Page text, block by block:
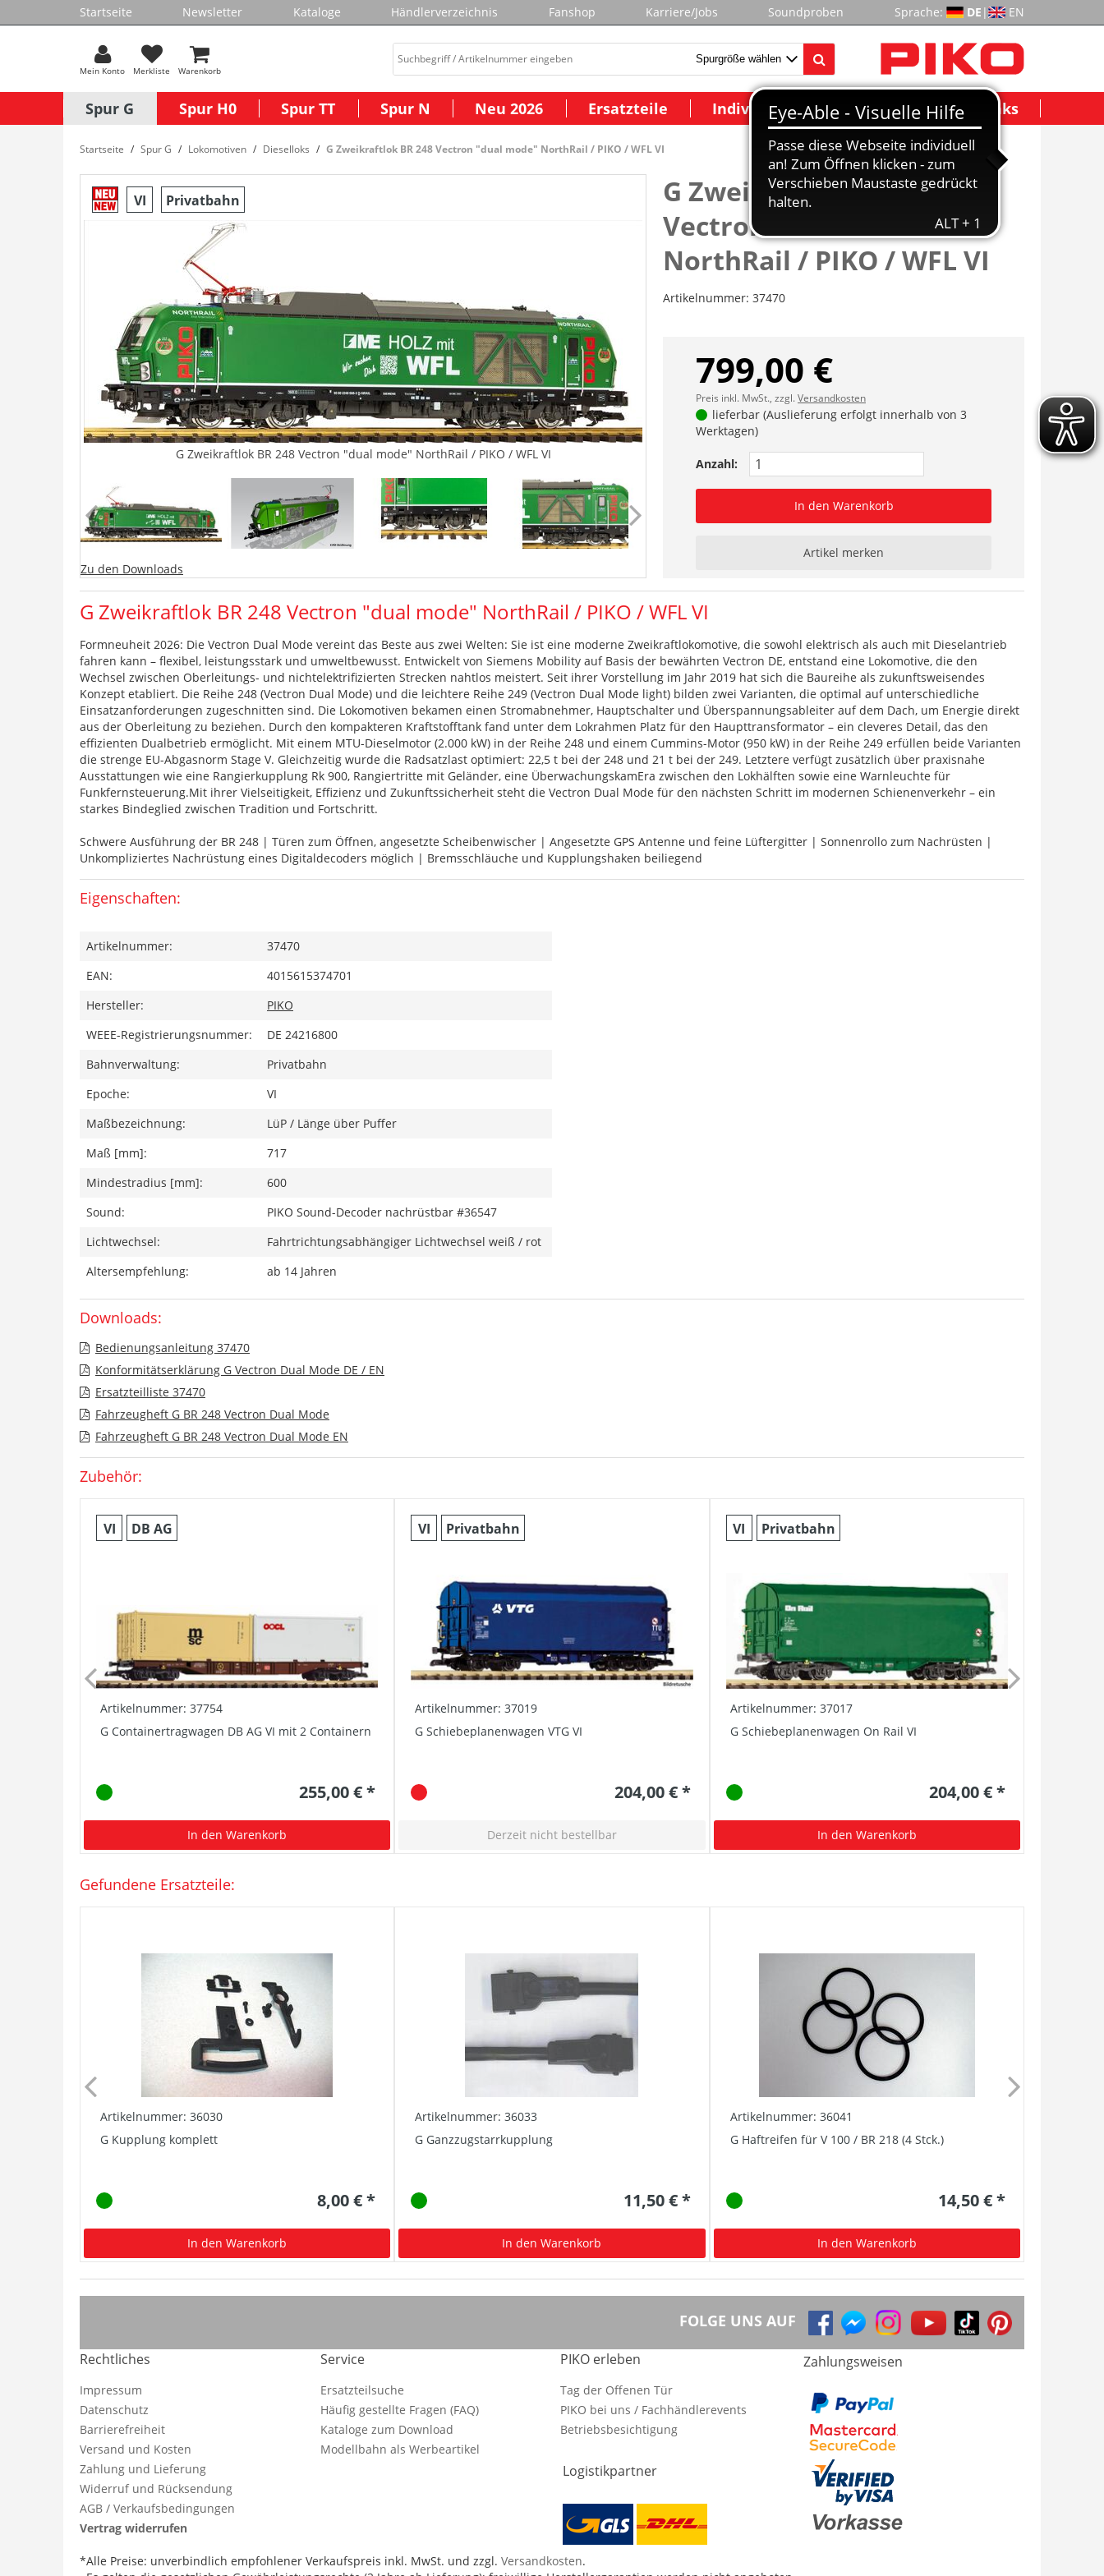
Startseite Newsletter Kataloge Händlerverzeichnis Fanshop Karriere/Jobs Soundproben Sprache: DE | EN
Mein Konto Merkliste Warenkorb
Spur G Spur H0 Spur TT Spur N Neu 2026 Ersatzteile Individuelle Modelle Wichtige Links
Startseite Spur G Lokomotiven Dieselloks G Zweikraftlok BR 248 Vectron "dual mode" NorthRail / PIKO / WFL VI
VI Privatbahn
G Zweikraftlok BR 248 Vectron "dual mode" NorthRail / PIKO / WFL VI
Zu den Downloads
G Zweikraftlok BR 248
Vectron "dual mode"
NorthRail / PIKO / WFL VI
Artikelnummer: 37470
799,00 €
Preis inkl. MwSt., zzgl.Versandkosten
lieferbar (Auslieferung erfolgt innerhalb von 3
Werktagen)
Anzahl:
In den Warenkorb
Artikel merken
G Zweikraftlok BR 248 Vectron "dual mode" NorthRail / PIKO / WFL VI
Formneuheit 2026: Die Vectron Dual Mode vereint das Beste aus zwei Welten: Sie ist eine moderne Zweikraftlokomotive, die sowohl elektrisch als auch mit Dieselantrieb
fahren kann – flexibel, leistungsstark und umweltbewusst. Entwickelt von Siemens Mobility auf Basis der bewährten Vectron DE, entstand eine Lokomotive, die den
Wechsel zwischen Oberleitungs- und nichtelektrifizierten Strecken nahtlos meistert. Seit ihrer Vorstellung im Jahr 2019 hat sich die Baureihe als zukunftsweisendes
Konzept etabliert. Die Reihe 248 (Vectron Dual Mode) und die leichtere Reihe 249 (Vectron Dual Mode light) bilden zwei Varianten, die optimal auf unterschiedliche
Einsatzanforderungen zugeschnitten sind. Die Lokomotiven bekamen einen Stromabnehmer, Hauptschalter und Überspannungsableiter auf dem Dach, um Energie direkt
aus der Oberleitung zu beziehen. Durch den kompakteren Kraftstofftank fand unter dem Lokrahmen Platz für den Haupttransformator – ein cleveres Detail, das den
effizienten Dualbetrieb ermöglicht. Mit einem MTU-Dieselmotor (2.000 kW) in der Reihe 248 und einem Cummins-Motor (950 kW) in der Reihe 249 erfüllen beide Varianten
die strenge EU-Abgasnorm Stage V. Gleichzeitig wurde die Radsatzlast optimiert: 22,5 t bei der 248 und 21 t bei der 249. Letztere verfügt zusätzlich über praxisnahe
Ausstattungen wie eine Rangierkupplung Rk 900, Rangiertritte mit Geländer, eine ÜberwachungskamEra zwischen den Lokhälften sowie eine Warnleuchte für
Funkfernsteuerung.Mit ihrer Vielseitigkeit, Effizienz und Zukunftssicherheit steht die Vectron Dual Mode für den nächsten Schritt im modernen Schienenverkehr – ein
starkes Bindeglied zwischen Tradition und Fortschritt.
Schwere Ausführung der BR 248 | Türen zum Öffnen, angesetzte Scheibenwischer | Angesetzte GPS Antenne und feine Lüftergitter | Sonnenrollo zum Nachrüsten |
Unkompliziertes Nachrüstung eines Digitaldecoders möglich | Bremsschläuche und Kupplungshaken beiliegend
Eigenschaften:
Artikelnummer:
37470
EAN:
4015615374701
Hersteller:
PIKO
WEEE-Registrierungsnummer:
DE 24216800
Bahnverwaltung:
Privatbahn
Epoche:
VI
Maßbezeichnung:
LüP / Länge über Puffer
Maß [mm]:
717
Mindestradius [mm]:
600
Sound:
PIKO Sound-Decoder nachrüstbar #36547
Lichtwechsel:
Fahrtrichtungsabhängiger Lichtwechsel weiß / rot
Altersempfehlung:
ab 14 Jahren
Downloads:
Bedienungsanleitung 37470
Konformitätserklärung G Vectron Dual Mode DE / EN
Ersatzteilliste 37470
Fahrzeugheft G BR 248 Vectron Dual Mode
Fahrzeugheft G BR 248 Vectron Dual Mode EN
Zubehör:
VI DB AG
Artikelnummer: 37754
G Containertragwagen DB AG VI mit 2 Containern
255,00 € *
In den Warenkorb
VI Privatbahn
Artikelnummer: 37019
G Schiebeplanenwagen VTG VI
204,00 € *
Derzeit nicht bestellbar
VI Privatbahn
Artikelnummer: 37017
G Schiebeplanenwagen On Rail VI
204,00 € *
In den Warenkorb
Gefundene Ersatzteile:
Artikelnummer: 36030
G Kupplung komplett
8,00 € *
In den Warenkorb
Artikelnummer: 36033
G Ganzzugstarrkupplung
11,50 € *
In den Warenkorb
Artikelnummer: 36041
G Haftreifen für V 100 / BR 218 (4 Stck.)
14,50 € *
In den Warenkorb
FOLGE UNS AUF
Rechtliches
Impressum
Datenschutz
Barrierefreiheit
Versand und Kosten
Zahlung und Lieferung
Widerruf und Rücksendung
AGB / Verkaufsbedingungen
Vertrag widerrufen
Service
Ersatzteilsuche
Häufig gestellte Fragen (FAQ)
Kataloge zum Download
Modellbahn als Werbeartikel
PIKO erleben
Tag der Offenen Tür
PIKO bei uns / Fachhändlerevents
Betriebsbesichtigung
Logistikpartner
Zahlungsweisen
*Alle Preise: unverbindlich empfohlener Verkaufspreis inkl. MwSt. und zzgl. Versandkosten.